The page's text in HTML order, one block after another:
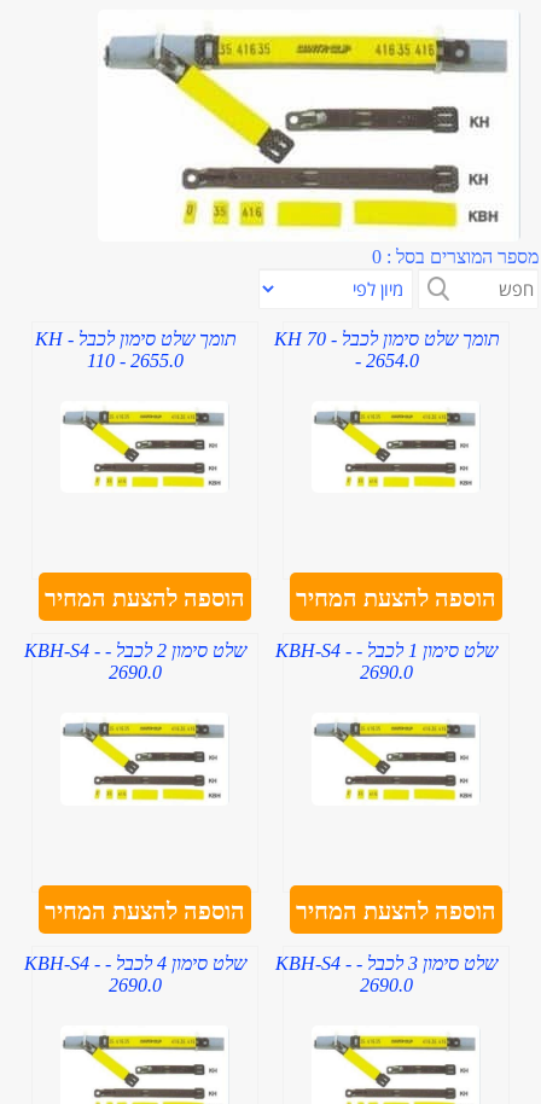
מספר המוצרים בסל : 0
תומך שלט סימון לכבל - KH 70
- 2654.0
הוספה להצעת המחיר
תומך שלט סימון לכבל - KH
110 - 2655.0
הוספה להצעת המחיר
שלט סימון 1 לכבל - KBH-S4 -
2690.0
הוספה להצעת המחיר
שלט סימון 2 לכבל - KBH-S4 -
2690.0
הוספה להצעת המחיר
שלט סימון 3 לכבל - KBH-S4 -
2690.0
שלט סימון 4 לכבל - KBH-S4 -
2690.0